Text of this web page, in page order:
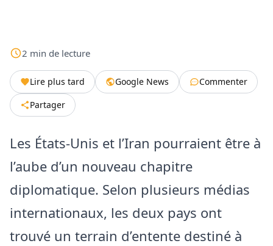
2 min de lecture
Lire plus tard Google News
Commenter
Partager
Les États-Unis et l’Iran pourraient être à
l’aube d’un nouveau chapitre
diplomatique. Selon plusieurs médias
internationaux, les deux pays ont
trouvé un terrain d’entente destiné à